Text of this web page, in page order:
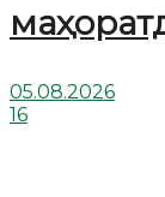
05.08.2026
16